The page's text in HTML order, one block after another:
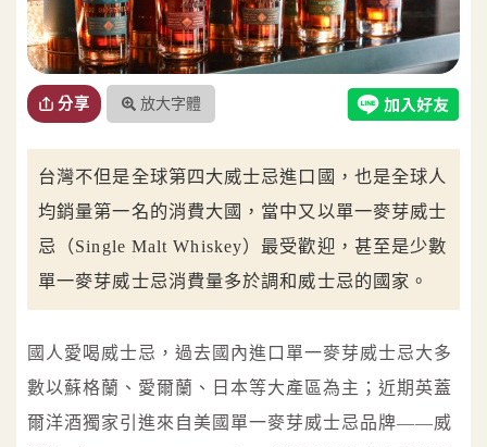
分享 放大字體
台灣不但是全球第四大威士忌進口國，也是全球人
均銷量第一名的消費大國，當中又以單一麥芽威士
忌（Single Malt Whiskey）最受歡迎，甚至是少數
單一麥芽威士忌消費量多於調和威士忌的國家。
國人愛喝威士忌，過去國內進口單一麥芽威士忌大多
數以蘇格蘭、愛爾蘭、日本等大產區為主；近期英蓋
爾洋酒獨家引進來自美國單一麥芽威士忌品牌——威